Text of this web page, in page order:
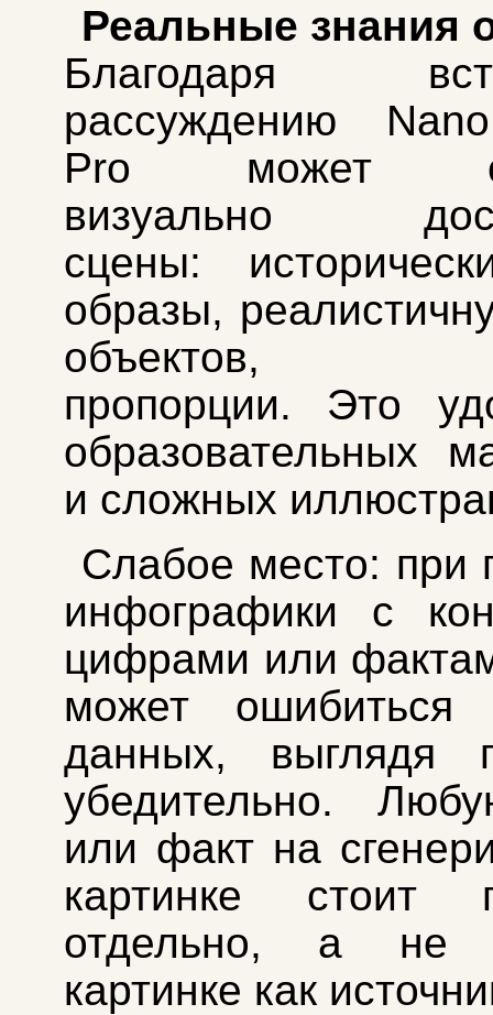
Реальные знания
Благодаря
рассуждению
Pro может
визуально
сцены:
образы,
объектов,
пропорции. Это
образовательных
и сложных
Слабое место: при
инфографики с
цифрами или
может
данных, выглядя
убедительно.
или факт на
картинке стоит
отдельно, а не
картинке как